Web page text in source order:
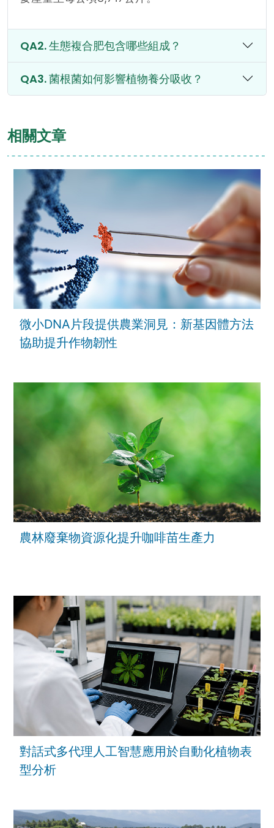
生態複合肥包含哪些組成？
菌根菌如何影響植物養分吸收？
相關文章
微小DNA片段提供農業洞見：新基因體方法
協助提升作物韌性
農林廢棄物資源化提升咖啡苗生產力
對話式多代理人工智慧應用於自動化植物表
型分析